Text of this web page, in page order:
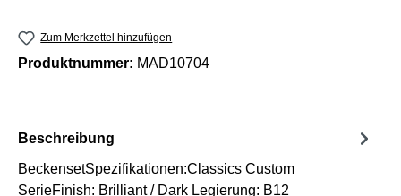
Zum Merkzettel hinzufügen
Produktnummer: MAD10704
Beschreibung
BeckensetSpezifikationen:Classics Custom
SerieFinish: Brilliant / Dark Legierung: B12